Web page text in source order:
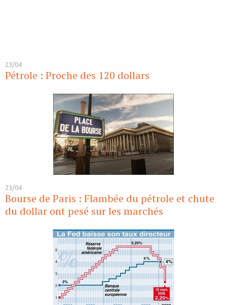
23/04
Pétrole : Proche des 120 dollars
23/04
Bourse de Paris : Flambée du pétrole et chute
du dollar ont pesé sur les marchés